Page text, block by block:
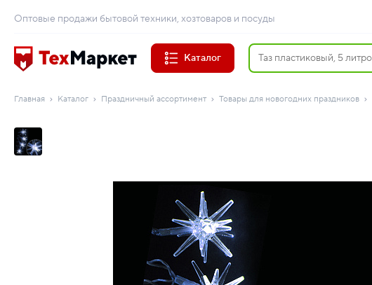
Оптовые продажи бытовой техники, хозтоваров и посуды
Каталог
Главная Каталог Праздничный ассортимент Товары для новогодних праздников